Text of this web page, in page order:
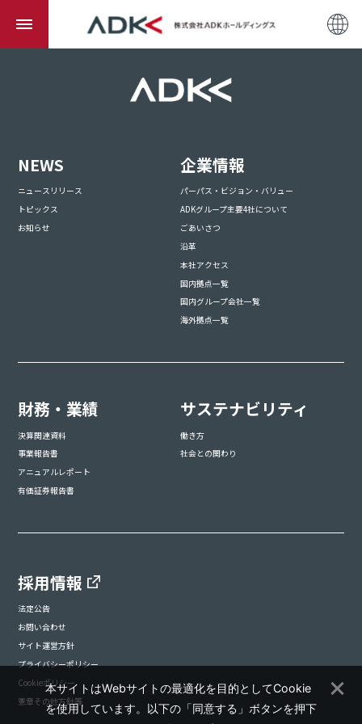
NEWS
ニュースリリース
トピックス
お知らせ
企業情報
パーパス・ビジョン・バリュー
ADKグループ主要4社について
ごあいさつ
沿革
本社アクセス
国内拠点一覧
国内グループ会社一覧
海外拠点一覧
財務・業績
決算関連資料
事業報告書
アニュアルレポート
有価証券報告書
サステナビリティ
働き方
社会との関わり
採用情報
法定公告
お問い合わせ
サイト運営方針
プライバシーポリシー
Cookieポリシー
憲章その他方針等
本サイトはWebサイトの最適化を目的としてCookie
を使用しています。以下の「同意する」ボタンを押下